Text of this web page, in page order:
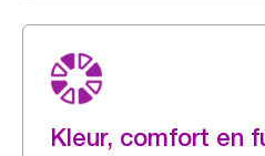
Kleur, comfort en